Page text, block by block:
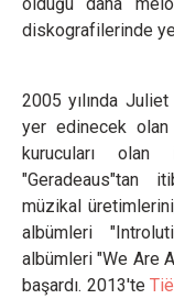
diskografilerinde
2005 yılında
yer edinecek olan
kurucuları
"Geradeaus"tan
müzikal
albümleri
albümleri "We Are
başardı. 2013'te